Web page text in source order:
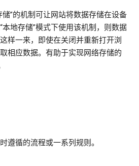
”的机制可让网站将数据存储在设备
地存储”模式下使用该机制，则数据
样一来，即使在关闭并重新打开浏
相应数据。有助于实现网络存储的
遵循的流程或一系列规则。